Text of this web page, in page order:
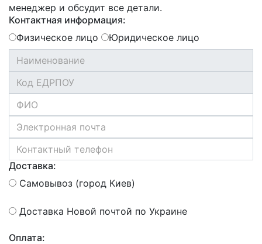
менеджер и обсудит все детали.
Контактная информация:
Физическое лицо
Юридическое лицо
Доставка:
Самовывоз (город Киев)
Доставка Новой почтой по Украине
Оплата: